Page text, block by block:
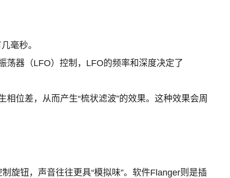
毫秒。
荡器（LFO）控制，LFO的频率和深度决定了
位差，从而产生“梳状滤波”的效果。这种效果会周
旋钮，声音往往更具“模拟味”。软件Flanger则是插